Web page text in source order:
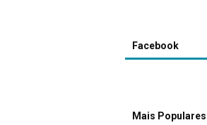
Facebook
Mais Populares